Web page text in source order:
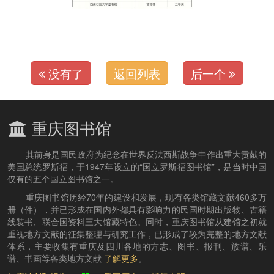
没有了 返回列表 后一个
重庆图书馆
其前身是国民政府为纪念在世界反法西斯战争中作出重大贡献的
美国总统罗斯福，于1947年设立的“国立罗斯福图书馆”，是当时中国
仅有的五个国立图书馆之一。
重庆图书馆历经70年的建设和发展，现有各类馆藏文献460多万
册（件），并已形成在国内外都具有影响力的民国时期出版物、古籍
线装书、联合国资料三大馆藏特色。同时，重庆图书馆从建馆之初就
重视地方文献的征集整理与研究工作，已形成了较为完整的地方文献
体系，主要收集有重庆及四川各地的方志、图书、报刊、族谱、乐
谱、书画等各类地方文献 了解更多。